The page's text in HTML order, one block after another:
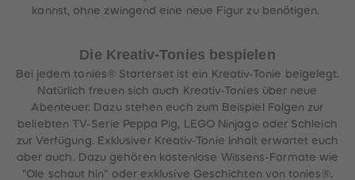
kannst, ohne zwingend eine neue Figur zu benötigen.
Die Kreativ-Tonies bespielen
Bei jedem tonies® Starterset ist ein Kreativ-Tonie beigelegt.
Natürlich freuen sich auch Kreativ-Tonies über neue
Abenteuer. Dazu stehen euch zum Beispiel Folgen zur
beliebten TV-Serie Peppa Pig, LEGO Ninjago oder Schleich
zur Verfügung. Exklusiver Kreativ-Tonie Inhalt erwartet euch
aber auch. Dazu gehören kostenlose Wissens-Formate wie
"Ole schaut hin" oder exklusive Geschichten von tonies®.